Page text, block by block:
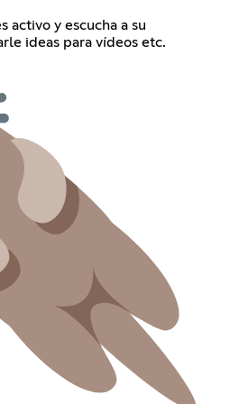
activo y escucha a su
ideas para vídeos etc.